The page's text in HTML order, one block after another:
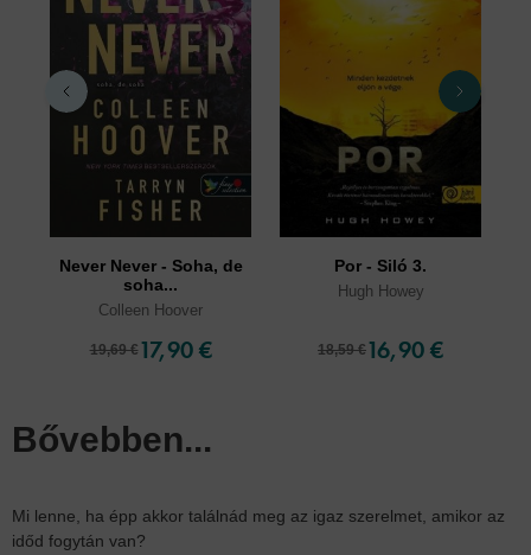
Never Never - Soha, de
soha...
Colleen Hoover
19,69 € 17,90 €
Por - Siló 3.
Hugh Howey
18,59 €16,90 €
Bővebben...
Mi lenne, ha épp akkor találnád meg az igaz szerelmet, amikor az
időd fogytán van?